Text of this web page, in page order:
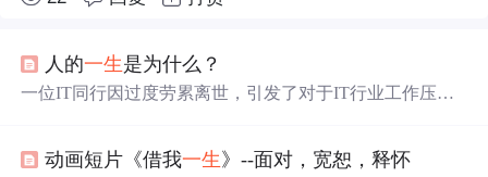
人的一生是为什么？
一位IT同行因过度劳累离世，引发了对于IT行业工作压力
动画短片《借我一生》--面对，宽恕，释怀